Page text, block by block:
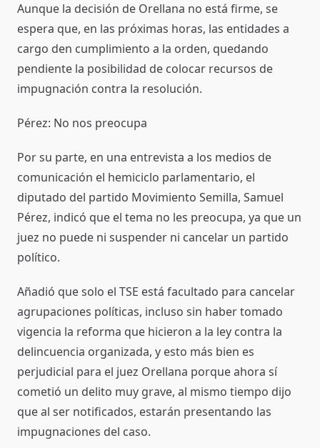
Aunque la decisión de Orellana no está firme, se
espera que, en las próximas horas, las entidades a
cargo den cumplimiento a la orden, quedando
pendiente la posibilidad de colocar recursos de
impugnación contra la resolución.
Pérez: No nos preocupa
Por su parte, en una entrevista a los medios de
comunicación el hemiciclo parlamentario, el
diputado del partido Movimiento Semilla, Samuel
Pérez, indicó que el tema no les preocupa, ya que un
juez no puede ni suspender ni cancelar un partido
político.
Añadió que solo el TSE está facultado para cancelar
agrupaciones políticas, incluso sin haber tomado
vigencia la reforma que hicieron a la ley contra la
delincuencia organizada, y esto más bien es
perjudicial para el juez Orellana porque ahora sí
cometió un delito muy grave, al mismo tiempo dijo
que al ser notificados, estarán presentando las
impugnaciones del caso.